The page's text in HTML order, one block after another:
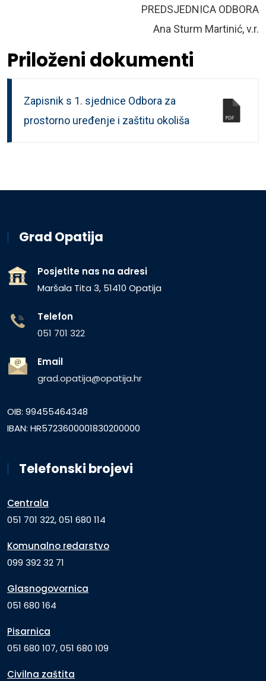
PREDSJEDNICA ODBORA
Ana Sturm Martinić, v.r.
Priloženi dokumenti
Zapisnik s 1. sjednice Odbora za
prostorno uređenje i zaštitu okoliša
Grad Opatija
Posjetite nas na adresi
Maršala Tita 3, 51410 Opatija
Telefon
051 701 322
Email
grad.opatija@opatija.hr
OIB: 99455464348
IBAN: HR5723600001830200000
Telefonski brojevi
Centrala
051 701 322, 051 680 114
Komunalno redarstvo
099 392 32 71
Glasnogovornica
051 680 164
Pisarnica
051 680 107, 051 680 109
Civilna zaštita